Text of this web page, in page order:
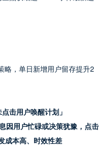
略，单日新增用户留存提升2
击用户唤醒计划」
因用户忙碌或决策犹豫，点击
成本高、时效性差